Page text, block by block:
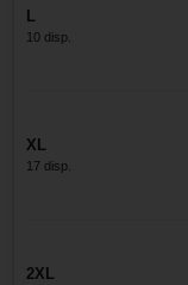
L
10 disp.
XL
17 disp.
2XL